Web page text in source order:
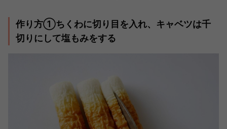
作り方①ちくわに切り目を入れ、キャベツは千
切りにして塩もみをする